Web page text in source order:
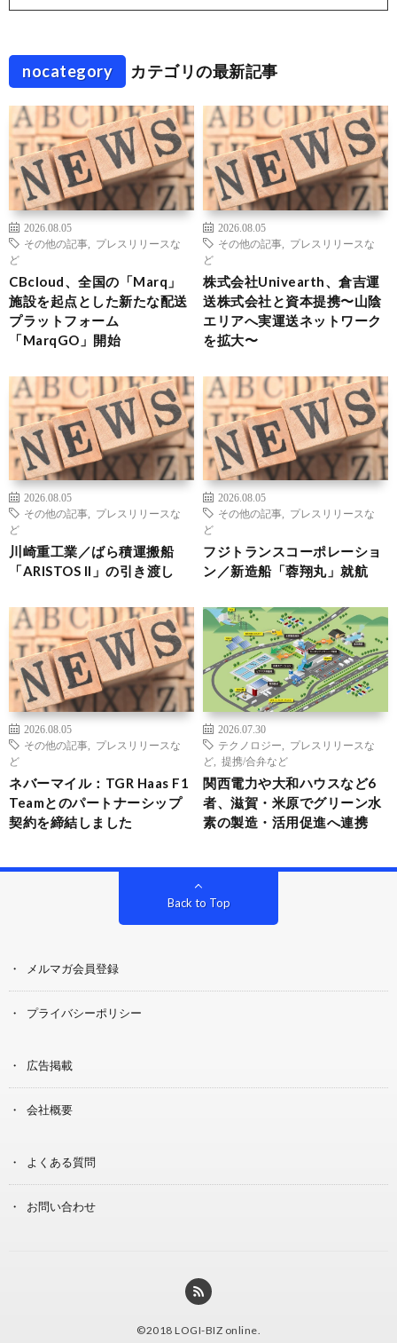
nocategory カテゴリの最新記事
2026.08.05
その他の記事
プレスリリースな
ど
CBcloud、全国の「Marq」
施設を起点とした新たな配送
プラットフォーム
「MarqGO」開始
2026.08.05
その他の記事
プレスリリースな
ど
株式会社Univearth、倉吉運
送株式会社と資本提携〜山陰
エリアへ実運送ネットワーク
を拡大〜
2026.08.05
その他の記事
プレスリリースな
ど
川崎重工業／ばら積運搬船
「ARISTOS II」の引き渡し
2026.08.05
その他の記事
プレスリリースな
ど
フジトランスコーポレーショ
ン／新造船「蓉翔丸」就航
2026.08.05
その他の記事
プレスリリースな
ど
ネバーマイル：TGR Haas F1
Teamとのパートナーシップ
契約を締結しました
2026.07.30
テクノロジー
プレスリリースな
ど
提携/合弁など
関西電力や大和ハウスなど6
者、滋賀・米原でグリーン水
素の製造・活用促進へ連携
Back to Top
メルマガ会員登録
プライバシーポリシー
広告掲載
会社概要
よくある質問
お問い合わせ
©2018 LOGI-BIZ online